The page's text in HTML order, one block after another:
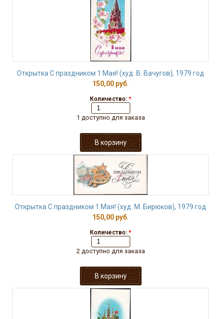
Открытка С праздником 1 Мая! (худ. В. Вачугов), 1979 год
150,00 руб.
Количество: *
1 доступно для заказа
Открытка С праздником 1 Мая! (худ. М. Бирюков), 1979 год
150,00 руб.
Количество: *
2 доступно для заказа